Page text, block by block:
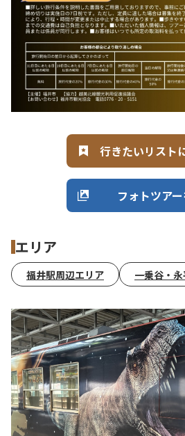
行きたいリスト
フォトツア
エリア
福井駅周辺エリア 一乗谷・